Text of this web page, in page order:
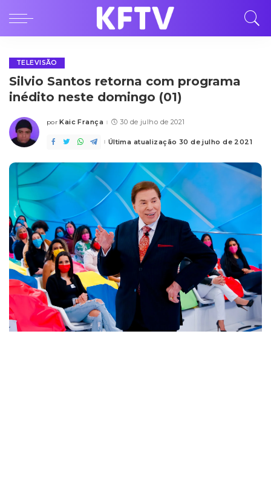
TELEVISÃO
Silvio Santos retorna com programa
inédito neste domingo (01)
Posted
por Kaic França 30 de julho de 2021
Última atualização 30 de julho de 2021